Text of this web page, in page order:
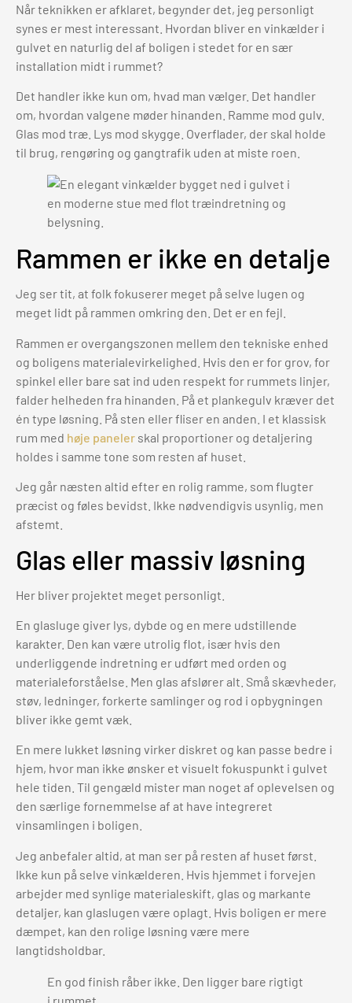
Når teknikken er afklaret, begynder det, jeg personligt
synes er mest interessant. Hvordan bliver en vinkælder i
gulvet en naturlig del af boligen i stedet for en sær
installation midt i rummet?
Det handler ikke kun om, hvad man vælger. Det handler
om, hvordan valgene møder hinanden. Ramme mod gulv.
Glas mod træ. Lys mod skygge. Overflader, der skal holde
til brug, rengøring og gangtrafik uden at miste roen.
Rammen er ikke en detalje
Jeg ser tit, at folk fokuserer meget på selve lugen og
meget lidt på rammen omkring den. Det er en fejl.
Rammen er overgangszonen mellem den tekniske enhed
og boligens materialevirkelighed. Hvis den er for grov, for
spinkel eller bare sat ind uden respekt for rummets linjer,
falder helheden fra hinanden. På et plankegulv kræver det
én type løsning. På sten eller fliser en anden. I et klassisk
rum med høje paneler skal proportioner og detaljering
holdes i samme tone som resten af huset.
Jeg går næsten altid efter en rolig ramme, som flugter
præcist og føles bevidst. Ikke nødvendigvis usynlig, men
afstemt.
Glas eller massiv løsning
Her bliver projektet meget personligt.
En glasluge giver lys, dybde og en mere udstillende
karakter. Den kan være utrolig flot, især hvis den
underliggende indretning er udført med orden og
materialeforståelse. Men glas afslører alt. Små skævheder,
støv, ledninger, forkerte samlinger og rod i opbygningen
bliver ikke gemt væk.
En mere lukket løsning virker diskret og kan passe bedre i
hjem, hvor man ikke ønsker et visuelt fokuspunkt i gulvet
hele tiden. Til gengæld mister man noget af oplevelsen og
den særlige fornemmelse af at have integreret
vinsamlingen i boligen.
Jeg anbefaler altid, at man ser på resten af huset først.
Ikke kun på selve vinkælderen. Hvis hjemmet i forvejen
arbejder med synlige materialeskift, glas og markante
detaljer, kan glaslugen være oplagt. Hvis boligen er mere
dæmpet, kan den rolige løsning være mere
langtidsholdbar.
En god finish råber ikke. Den ligger bare rigtigt